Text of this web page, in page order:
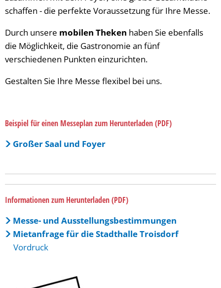
schaffen - die perfekte Voraussetzung für Ihre Messe.
Durch unsere mobilen Theken haben Sie ebenfalls
die Möglichkeit, die Gastronomie an fünf
verschiedenen Punkten einzurichten.
Gestalten Sie Ihre Messe flexibel bei uns.
Beispiel für einen Messeplan zum Herunterladen (PDF)
Großer Saal und Foyer
Informationen zum Herunterladen (PDF)
Messe- und Ausstellungsbestimmungen
Mietanfrage für die Stadthalle Troisdorf
Vordruck